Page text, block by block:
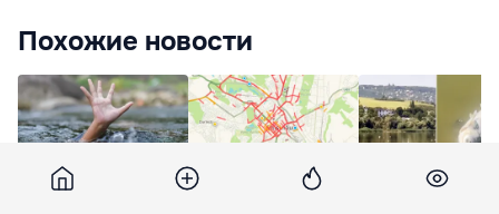
Похожие новости
В Днестре утонул 13- Кишинёв встал в
В Данченском